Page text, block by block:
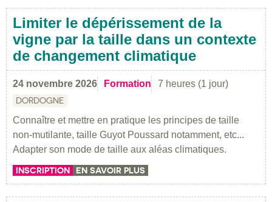
Limiter le dépérissement de la
vigne par la taille dans un contexte
de changement climatique
24 novembre 2026 Formation 7 heures (1 jour)
DORDOGNE
Connaître et mettre en pratique les principes de taille
non-mutilante, taille Guyot Poussard notamment, etc...
Adapter son mode de taille aux aléas climatiques.
INSCRIPTION EN SAVOIR PLUS